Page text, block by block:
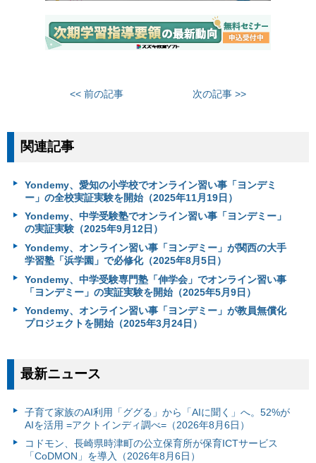
<< 前の記事 次の記事 >>
関連記事
Yondemy、愛知の小学校でオンライン習い事「ヨンデミ
ー」の全校実証実験を開始（2025年11月19日）
Yondemy、中学受験塾でオンライン習い事「ヨンデミー」
の実証実験（2025年9月12日）
Yondemy、オンライン習い事「ヨンデミー」が関西の大手
学習塾「浜学園」で必修化（2025年8月5日）
Yondemy、中学受験専門塾「伸学会」でオンライン習い事
「ヨンデミー」の実証実験を開始（2025年5月9日）
Yondemy、オンライン習い事「ヨンデミー」が教員無償化
プロジェクトを開始（2025年3月24日）
最新ニュース
子育て家族のAI利用「ググる」から「AIに聞く」へ。52%が
AIを活用 =アクトインディ調べ=（2026年8月6日）
コドモン、長崎県時津町の公立保育所が保育ICTサービス
「CoDMON」を導入（2026年8月6日）